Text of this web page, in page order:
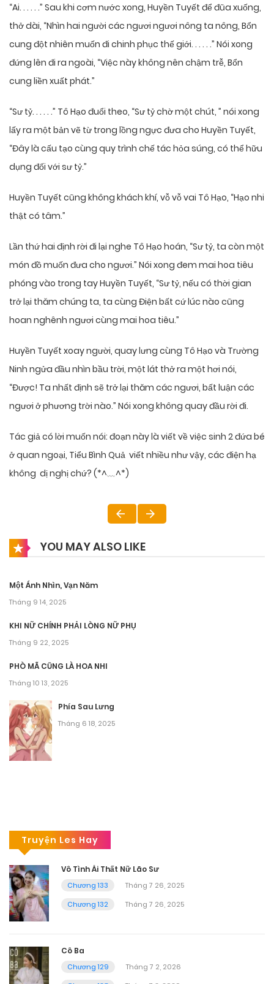
“Ai. . . . . .” Sau khi cơm nước xong, Huyền Tuyết để đũa xuống,
thở dài, “Nhìn hai người các ngươi ngươi nông ta nông, Bổn
cung đột nhiên muốn đi chinh phục thế giới. . . . . .” Nói xong
đứng lên đi ra ngoài, “Việc này không nên chậm trễ, Bổn
cung liền xuất phát.”
“Sư tỷ. . . . . .” Tô Hạo đuổi theo, “Sư tỷ chờ một chút, ” nói xong
lấy ra một bản vẽ từ trong lồng ngực đưa cho Huyền Tuyết,
“Đây là cấu tạo cùng quy trình chế tác hỏa súng, có thể hữu
dụng đối với sư tỷ.”
Huyền Tuyết cũng không khách khí, vỗ vỗ vai Tô Hạo, “Hạo nhi
thật có tâm.”
Lần thứ hai định rời đi lại nghe Tô Hạo hoán, “Sư tỷ, ta còn một
món đồ muốn đưa cho ngươi.” Nói xong đem mai hoa tiêu
phóng vào trong tay Huyền Tuyết, “Sư tỷ, nếu có thời gian
trở lại thăm chúng ta, ta cùng Điện bất cứ lúc nào cũng
hoan nghênh ngươi cùng mai hoa tiêu.”
Huyền Tuyết xoay người, quay lưng cùng Tô Hạo và Trường
Ninh ngửa đầu nhìn bầu trời, một lát thở ra một hơi nói,
“Được! Ta nhất định sẽ trở lại thăm các ngươi, bất luận các
ngươi ở phương trời nào.” Nói xong không quay đầu rời đi.
Tác giả có lời muốn nói: đoạn này là viết về việc sinh 2 đứa bé
ở quan ngoại, Tiểu Bình Quả viết nhiều như vậy, các điện hạ
không dị nghị chứ? (*^﹏^*)
YOU MAY ALSO LIKE
Một Ánh Nhìn, Vạn Năm
Tháng 9 14, 2025
KHI NỮ CHÍNH PHẢI LÒNG NỮ PHỤ
Tháng 9 22, 2025
PHÒ MÃ CŨNG LÀ HOA NHI
Tháng 10 13, 2025
Phía Sau Lưng
Tháng 6 18, 2025
Truyện Les Hay
Vô Tình Ái Thất Nữ Lão Sư
Chương 133
Tháng 7 26, 2025
Chương 132
Tháng 7 26, 2025
Cô Ba
Chương 129
Tháng 7 2, 2026